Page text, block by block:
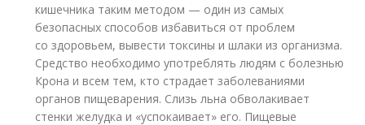
кишечника таким методом — один из самых
безопасных способов избавиться от проблем
со здоровьем, вывести токсины и шлаки из организма.
Средство необходимо употреблять людям с болезнью
Крона и всем тем, кто страдает заболеваниями
органов пищеварения. Слизь льна обволакивает
стенки желудка и «успокаивает» его. Пищевые